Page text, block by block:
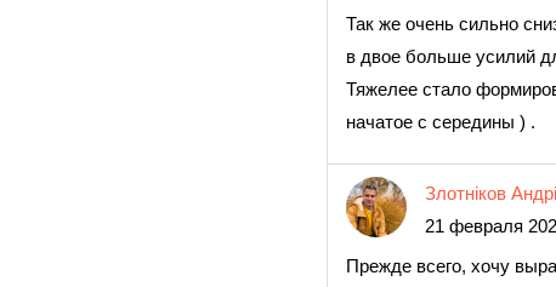
Так же очень сильно
в двое больше усилий
Тяжелее стало
начатое с середины ) .
Злотніков
21 февраля
Прежде всего, хочу